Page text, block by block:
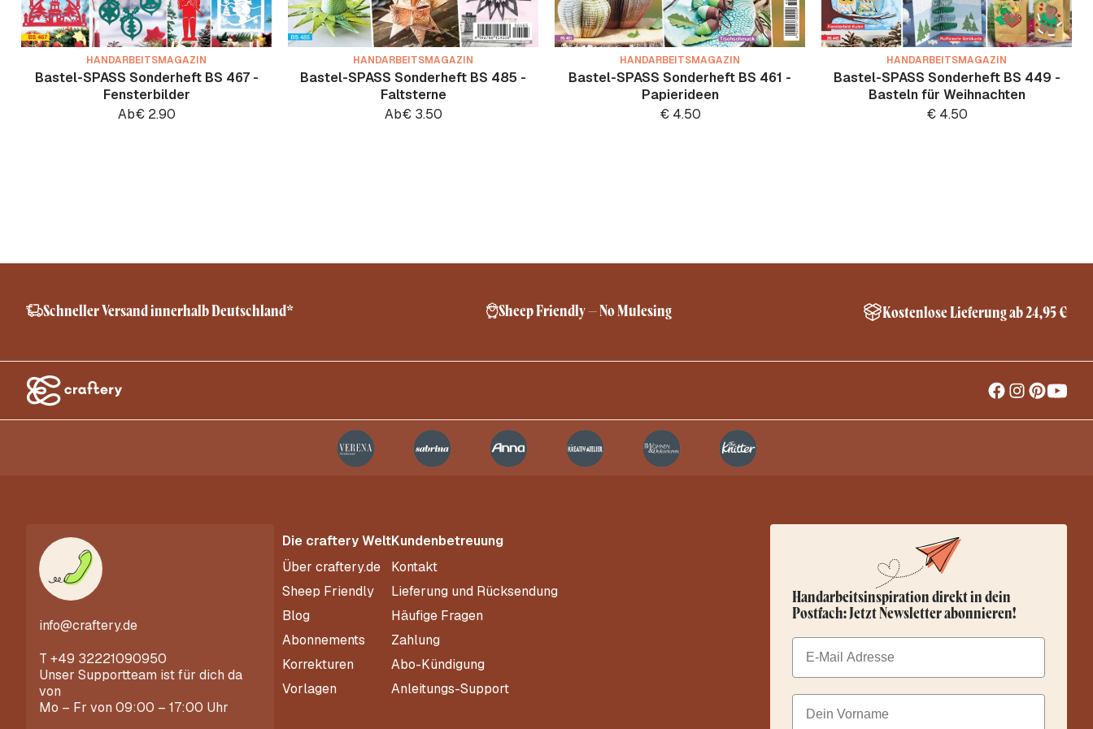
HANDARBEITSMAGAZIN
Bastel-SPASS Sonderheft BS 467 -
Fensterbilder
Ab€2.90
HANDARBEITSMAGAZIN
Bastel-SPASS Sonderheft BS 485 -
Faltsterne
Ab€3.50
HANDARBEITSMAGAZIN
Bastel-SPASS Sonderheft BS 461 -
Papierideen
€4.50
HANDARBEITSMAGAZIN
Bastel-SPASS Sonderheft BS 449 -
Basteln für Weihnachten
€4.50
Schneller Versand innerhalb Deutschland* Sheep Friendly – No Mulesing Kostenlose Lieferung ab 24,95 €
info@craftery.de
T +49 32221090950
Unser Supportteam ist für dich da
von
Mo – Fr von 09:00 – 17:00 Uhr
Die craftery Welt
Über craftery.de
Sheep Friendly
Blog
Abonnements
Korrekturen
Vorlagen
Kundenbetreuung
Kontakt
Lieferung und Rücksendung
Häufige Fragen
Zahlung
Abo-Kündigung
Anleitungs-Support
Handarbeitsinspiration direkt in dein
Postfach: Jetzt Newsletter abonnieren!
Email
Dein Vorname